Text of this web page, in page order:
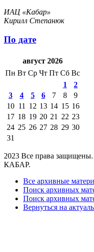
ИАЦ «Кабар»
Кирилл Степанюк
По дате
август 2026
Пн Вт Ср Чт Пт Сб Вс
1
2
3
4 5 6 7 8
9
10 11 12 13 14 15 16
17 18 19 20 21 22 23
24 25 26 27 28 29 30
31
2023 Все права
КАБАР.
Все архивные
Поиск архивных
Поиск архивных
Вернуться на